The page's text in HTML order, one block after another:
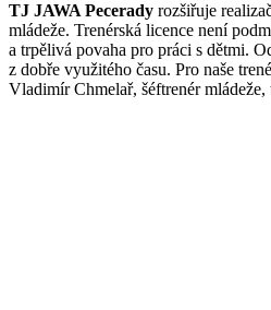
TJ JAWA Pecerady rozšiřuje
mládeže. Trenérská licence není
a trpělivá povaha pro práci s dětmi.
z dobře využitého času. Pro naše
Vladimír Chmelař, šéftrenér